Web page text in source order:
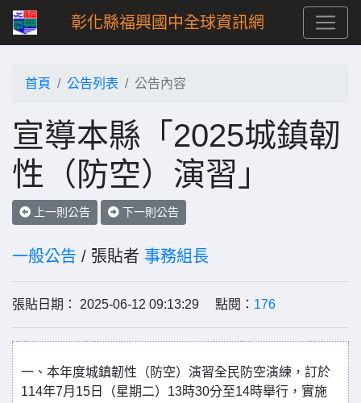
彰化縣福興國中全球資訊網
首頁 公告列表 公告內容
宣導本縣「2025城鎮韌
性（防空）演習」
上一則公告 下一則公告
一般公告 / 張貼者 事務組長
張貼日期： 2025-06-12 09:13:29 點閱： 176
一、本年度城鎮韌性（防空）演習全民防空演練，訂於
114年7月15日（星期二）13時30分至14時舉行，實施